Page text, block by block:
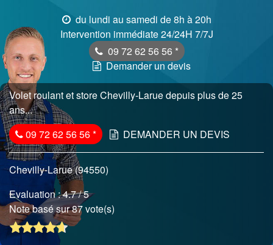
du lundi au samedi de 8h à 20h
Intervention immédiate 24/24H 7/7J
09 72 62 56 56 *
Demander un devis
Volet roulant et store Chevilly-Larue depuis plus de 25
ans...
09 72 62 56 56* DEMANDER UN DEVIS
Chevilly-Larue (94550)
Evaluation :4.7/ 5
Note basé sur 87 vote(s)